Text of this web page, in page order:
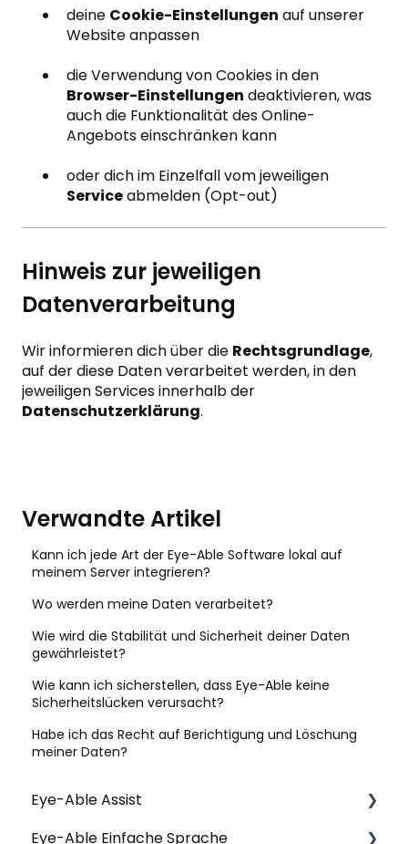
deine Cookie-Einstellungen auf unserer
Website anpassen
die Verwendung von Cookies in den
Browser-Einstellungen deaktivieren, was
auch die Funktionalität des Online-
Angebots einschränken kann
oder dich im Einzelfall vom jeweiligen
Serviceabmelden (Opt-out)
Hinweis zur jeweiligen
Datenverarbeitung
Wir informieren dich über die Rechtsgrundlage,
auf der diese Daten verarbeitet werden, in den
jeweiligen Services innerhalb der
Datenschutzerklärung.
Verwandte Artikel
Kann ich jede Art der Eye-Able Software lokal auf
meinem Server integrieren?
Wo werden meine Daten verarbeitet?
Wie wird die Stabilität und Sicherheit deiner Daten
gewährleistet?
Wie kann ich sicherstellen, dass Eye-Able keine
Sicherheitslücken verursacht?
Habe ich das Recht auf Berichtigung und Löschung
meiner Daten?
Eye-Able Assist
Allgemeine Fragen | Assist
Eye-Able Einfache Sprache